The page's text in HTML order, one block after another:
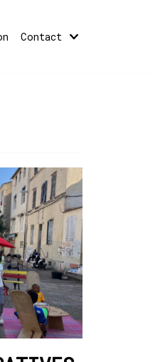
Contact